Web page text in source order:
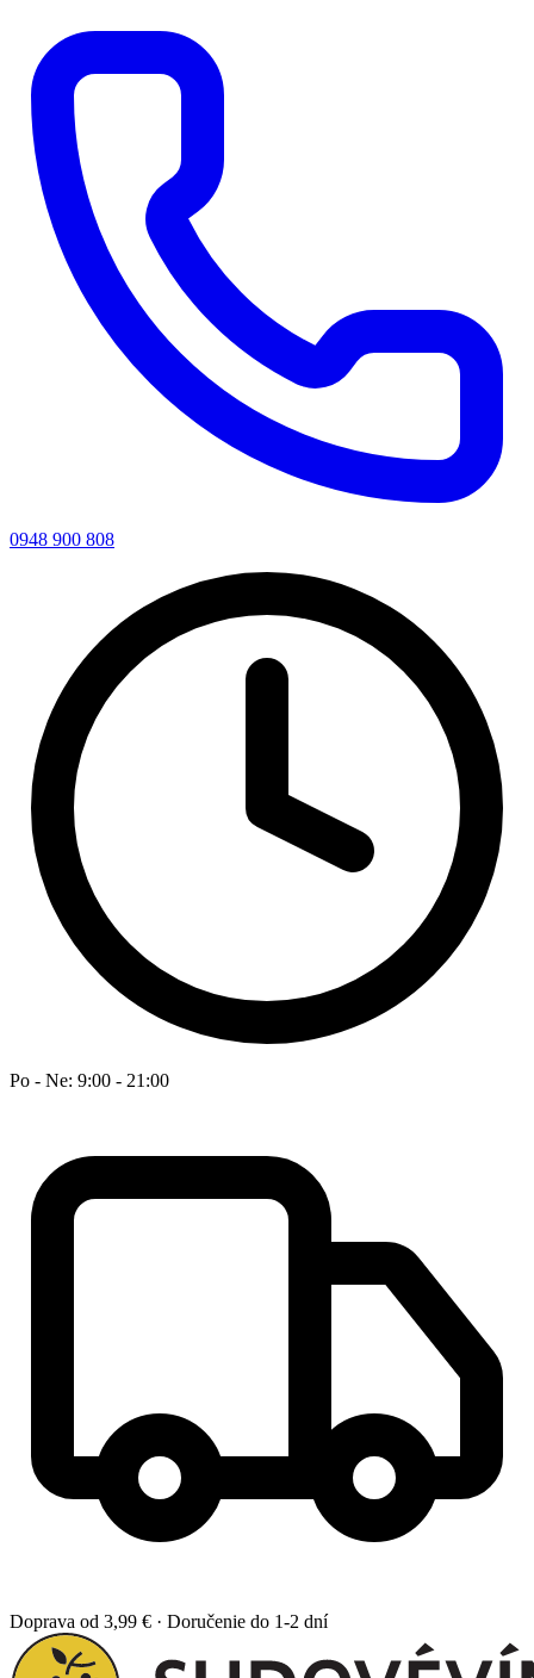
0948 900 808
Po - Ne: 9:00 - 21:00
Doprava od 3,99 € · Doručenie do 1-2 dní